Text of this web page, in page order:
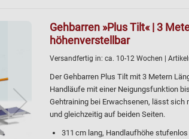
Gehbarren »Plus Tilt« | 3
höhenverstellbar
Versandfertig in: ca. 10-12 Wochen |
Der Gehbarren Plus Tilt mit 3 Metern
Handläufe mit einer Neigungsfunktion
Gehtraining bei Erwachsenen, lässt sich
und gleichzeitig auf beiden Seiten.
311 cm lang, Handlaufhöhe